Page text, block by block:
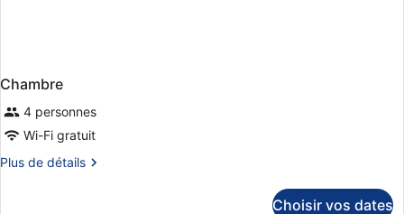
Chambre
4 personnes
Wi-Fi gratuit
Plus de détails
Plus
Choisir vos dates